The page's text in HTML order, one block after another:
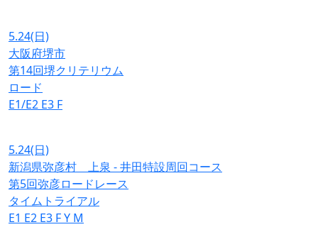
5.24(日)
大阪府堺市
第14回堺クリテリウム
ロード
E1/E2 E3 F
5.24(日)
新潟県弥彦村 上泉 - 井田特設周回コース
第5回弥彦ロードレース
タイムトライアル
E1 E2 E3 FY M